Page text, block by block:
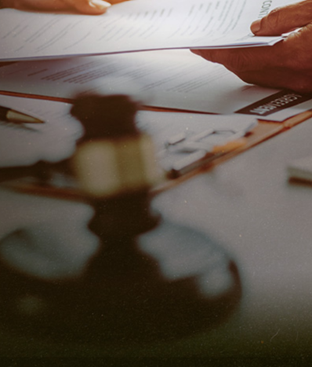
要看過！
高雄當舖 汽車借款
來！想做二手bmw貸款，這篇你一定要